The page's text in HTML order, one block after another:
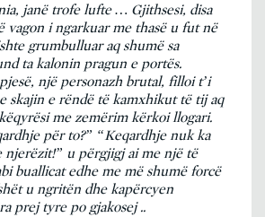
janë trofe lufte … Gjithsesi, disa
vagon i ngarkuar me thasë u fut në
grumbulluar aq shumë sa
ta kalonin pragun e portës.
një personazh brutal, filloi t’i
skajin e rëndë të kamxhikut të tij aq
me zemërim kërkoi llogari.
për to?” “Keqardhje nuk ka
njerëzit!” u përgjigj ai me një të
buallicat edhe me më shumë forcë
u ngritën dhe kapërcyen
prej tyre po gjakosej ..